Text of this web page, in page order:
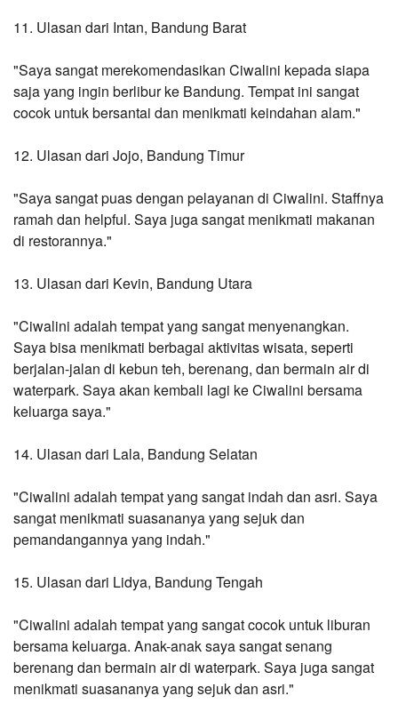
11. Ulasan dari Intan, Bandung Barat
"Saya sangat merekomendasikan Ciwalini kepada siapa
saja yang ingin berlibur ke Bandung. Tempat ini sangat
cocok untuk bersantai dan menikmati keindahan alam."
12. Ulasan dari Jojo, Bandung Timur
"Saya sangat puas dengan pelayanan di Ciwalini. Staffnya
ramah dan helpful. Saya juga sangat menikmati makanan
di restorannya."
13. Ulasan dari Kevin, Bandung Utara
"Ciwalini adalah tempat yang sangat menyenangkan.
Saya bisa menikmati berbagai aktivitas wisata, seperti
berjalan-jalan di kebun teh, berenang, dan bermain air di
waterpark. Saya akan kembali lagi ke Ciwalini bersama
keluarga saya."
14. Ulasan dari Lala, Bandung Selatan
"Ciwalini adalah tempat yang sangat indah dan asri. Saya
sangat menikmati suasananya yang sejuk dan
pemandangannya yang indah."
15. Ulasan dari Lidya, Bandung Tengah
"Ciwalini adalah tempat yang sangat cocok untuk liburan
bersama keluarga. Anak-anak saya sangat senang
berenang dan bermain air di waterpark. Saya juga sangat
menikmati suasananya yang sejuk dan asri."